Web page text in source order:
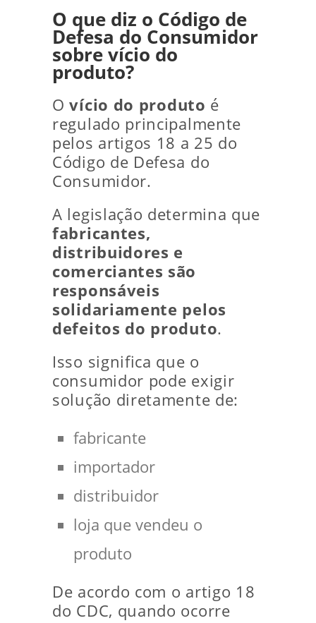
O que diz o Código de
Defesa do Consumidor
sobre vício do
produto?
Ovício do produto é
regulado principalmente
pelos artigos 18 a 25 do
Código de Defesa do
Consumidor.
A legislação determina que
fabricantes,
distribuidores e
comerciantes são
responsáveis
solidariamente pelos
defeitos do produto.
Isso significa que o
consumidor pode exigir
solução diretamente de:
fabricante
importador
distribuidor
loja que vendeu o
produto
De acordo com o artigo 18
do CDC, quando ocorre